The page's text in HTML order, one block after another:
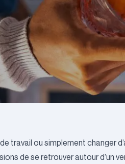
travail ou simplement changer
de se retrouver autour d’un